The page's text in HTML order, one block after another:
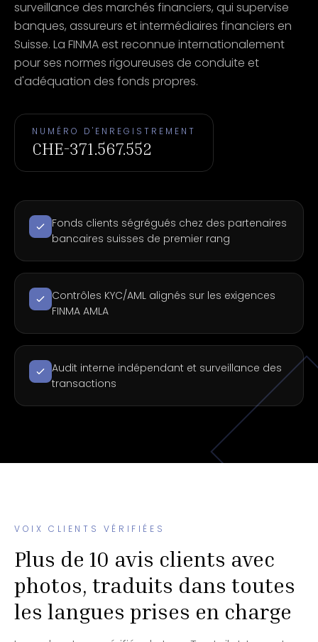
surveillance des marchés financiers, qui supervise
banques, assureurs et intermédiaires financiers en
Suisse. La FINMA est reconnue internationalement
pour ses normes rigoureuses de conduite et
d'adéquation des fonds propres.
NUMÉRO D'ENREGISTREMENT
CHE-371.567.552
Fonds clients ségrégués chez des partenaires
bancaires suisses de premier rang
Contrôles KYC/AML alignés sur les exigences
FINMA AMLA
Audit interne indépendant et surveillance des
transactions
VOIX CLIENTS VÉRIFIÉES
Plus de 10 avis clients avec
photos, traduits dans toutes
les langues prises en charge